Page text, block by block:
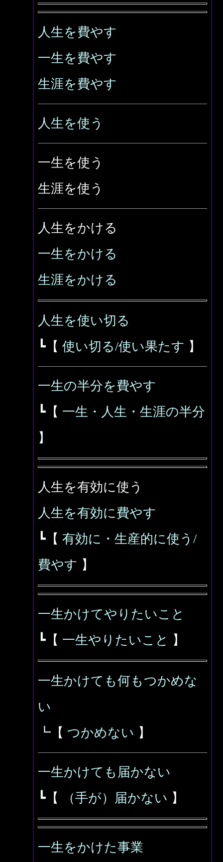
人生を費やす
一生を費やす
生涯を費やす
人生を使う
一生を使う
生涯を使う
人生をかける
一生をかける
生涯をかける
人生を使い切る
┗【 使い切る/使い果たす 】
一生の半分を費やす
┗【 一生・人生・生涯の半分
】
人生を有効に使う
人生を有効に費やす
┗【 有効に・生産的に使う/
費やす 】
一生かけてやりたいこと
┗【 一生やりたいこと 】
一生かけても何もつかめな
い
┗【 つかめない 】
一生かけても届かない
┗【
（手が）届かない 】
一生をかけた事業